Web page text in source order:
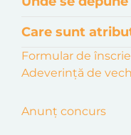
Care sunt
Formular de
Adeverință de
Anunț concurs